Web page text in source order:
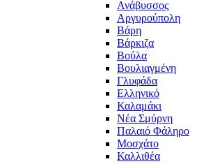
Ανάβυσσος
Αργυρούπολη
Βάρη
Βάρκιζα
Βούλα
Βουλιαγμένη
Γλυφάδα
Ελληνικό
Καλαμάκι
Νέα Σμύρνη
Παλαιό Φάληρο
Μοσχάτο
Καλλιθέα